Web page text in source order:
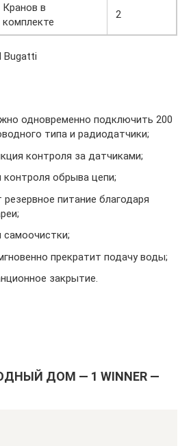
Кранов в
комплекте
2
Bugatti
одновременно подключить 200
типа и радиодатчики;
контроля за датчиками;
контроля обрыва цепи;
питание благодаря
самоочистки;
прекратит подачу воды;
закрытие.
ДОМ — 1 WINNER —